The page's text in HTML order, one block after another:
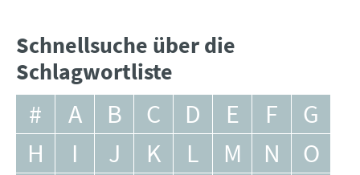
Schnellsuche über die
Schlagwortliste
# A B C D E F
G
H
I J K L M N
O